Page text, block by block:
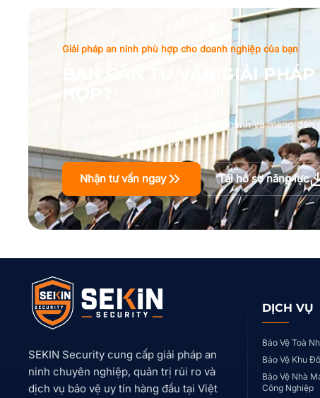
Giải pháp an ninh phù hợp cho doanh nghiệp của bạn
BẠN CẦN TƯ VẤN GIẢI
SEKIN Security luôn sẵn sàng đồng hành và mang
cho doanh nghiệp của bạn.
Nhận tư vấn ngay Tải hồ sơ năng lực
SEKIN Security cung cấp giải pháp an
ninh chuyên nghiệp, quản trị rủi ro và
dịch vụ bảo vệ uy tín hàng đầu tại Việt
DỊCH VỤ
Bảo Vệ Toà
Bảo Vệ Khu
Bảo Vệ Nhà
Công Nghiệp